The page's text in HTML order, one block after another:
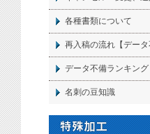
各種書類について
再入稿の流れ【データ
データ不備ランキング
名刺の豆知識